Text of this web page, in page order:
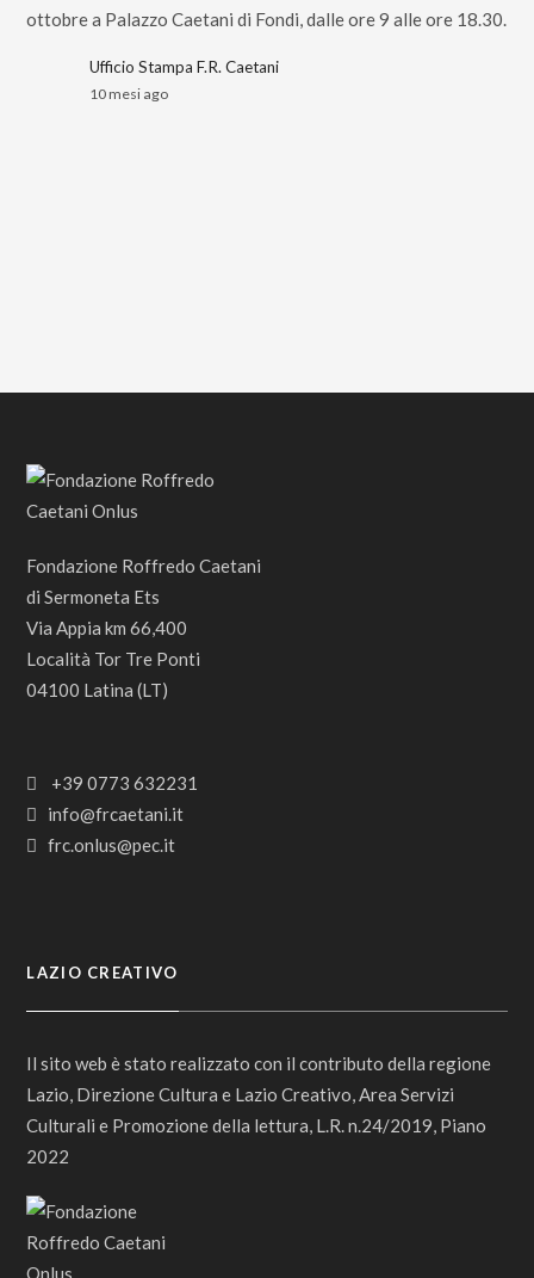
ottobre a Palazzo Caetani di Fondi, dalle ore 9 alle ore 18.30.
Ufficio Stampa F.R. Caetani
10 mesi ago
Fondazione Roffredo Caetani
di Sermoneta Ets
Via Appia km 66,400
Località Tor Tre Ponti
04100 Latina (LT)
+39 0773 632231
info@frcaetani.it
frc.onlus@pec.it
LAZIO CREATIVO
Il sito web è stato realizzato con il contributo della regione
Lazio, Direzione Cultura e Lazio Creativo, Area Servizi
Culturali e Promozione della lettura, L.R. n.24/2019, Piano
2022